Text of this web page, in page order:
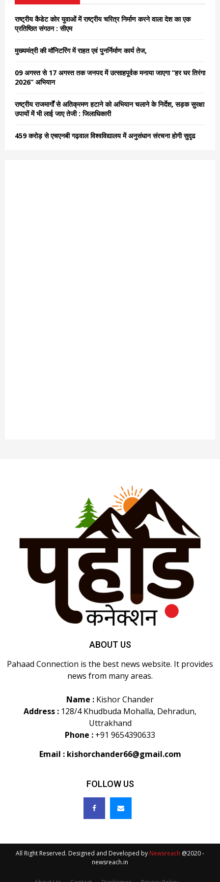
f
o
r
राष्ट्रीय कैडेट कोर युवाओं में राष्ट्रीय चरित्र निर्माण करने वाला देश का एक
प्रतिष्ठित संगठन : सीएम
मुख्यमंत्री की मॉनिटरिंग में राहत एवं पुनर्निर्माण कार्य तेज,
09 अगस्त से 17 अगस्त तक जनपद में उत्साहपूर्वक मनाया जाएगा “हर घर तिरंगा
2026” अभियान
राष्ट्रीय राजमार्गों से अतिक्रमण हटाने को अभियान चलाने के निर्देश, सड़क सुरक्षा
उपायों में भी लाई जाए तेजी : जिलाधिकारी
459 करोड़ से एचएनबी गढ़वाल विश्वविद्यालय में अनुसंधान संरचना होगी सुदृढ
ABOUT US
Pahaad Connection is the best news website. It provides
news from many areas.
Name : Kishor Chander
Address : 128/4 Khudbuda Mohalla, Dehradun,
Uttrakhand
Phone : +91 9654390633
Email : kishorchander66@gmail.com
FOLLOW US
All Right Reserved. Designed and Developed by Newsreach @2020 -
newsreach.in